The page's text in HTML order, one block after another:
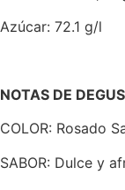
Azúcar: 72.1 g/l
NOTAS DE
COLOR: Rosado
SABOR: Dulce y